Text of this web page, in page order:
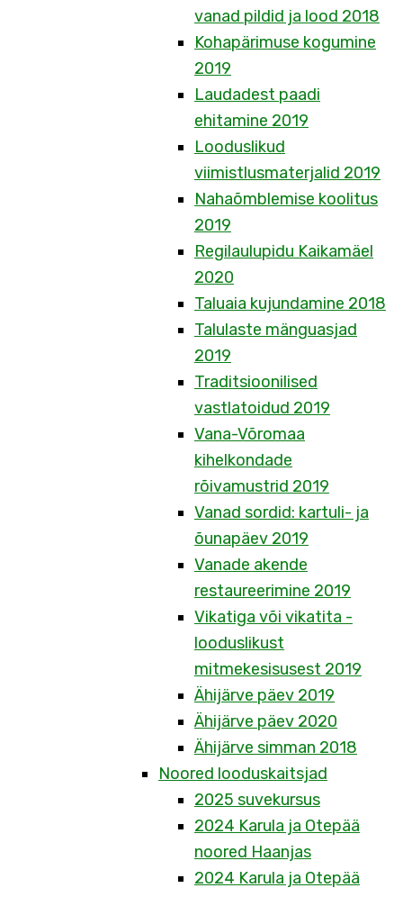
vanad pildid ja lood 2018
Kohapärimuse kogumine
2019
Laudadest paadi
ehitamine 2019
Looduslikud
viimistlusmaterjalid 2019
Nahaõmblemise koolitus
2019
Regilaulupidu Kaikamäel
2020
Taluaia kujundamine 2018
Talulaste mänguasjad
2019
Traditsioonilised
vastlatoidud 2019
Vana-Võromaa
kihelkondade
rõivamustrid 2019
Vanad sordid: kartuli- ja
õunapäev 2019
Vanade akende
restaureerimine 2019
Vikatiga või vikatita -
looduslikust
mitmekesisusest 2019
Ähijärve päev 2019
Ähijärve päev 2020
Ähijärve simman 2018
Noored looduskaitsjad
2025 suvekursus
2024 Karula ja Otepää
noored Haanjas
2024 Karula ja Otepää